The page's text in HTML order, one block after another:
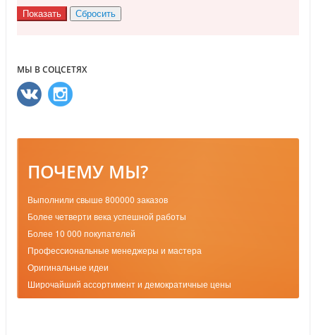
МЫ В СОЦСЕТЯХ
ПОЧЕМУ МЫ?
Выполнили свыше 800000 заказов
Более четверти века успешной работы
Более 10 000 покупателей
Профессиональные менеджеры и мастера
Оригинальные идеи
Широчайший ассортимент и демократичные цены